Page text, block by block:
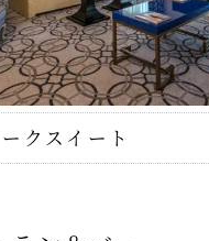
クスイート